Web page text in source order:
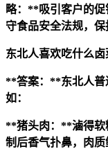
略：**吸引客户的促
守食品安全法规，保
东北人喜欢吃什么卤
**答案：**东北人普
如：
**猪头肉：**滷得软
制后香气扑鼻，肉质